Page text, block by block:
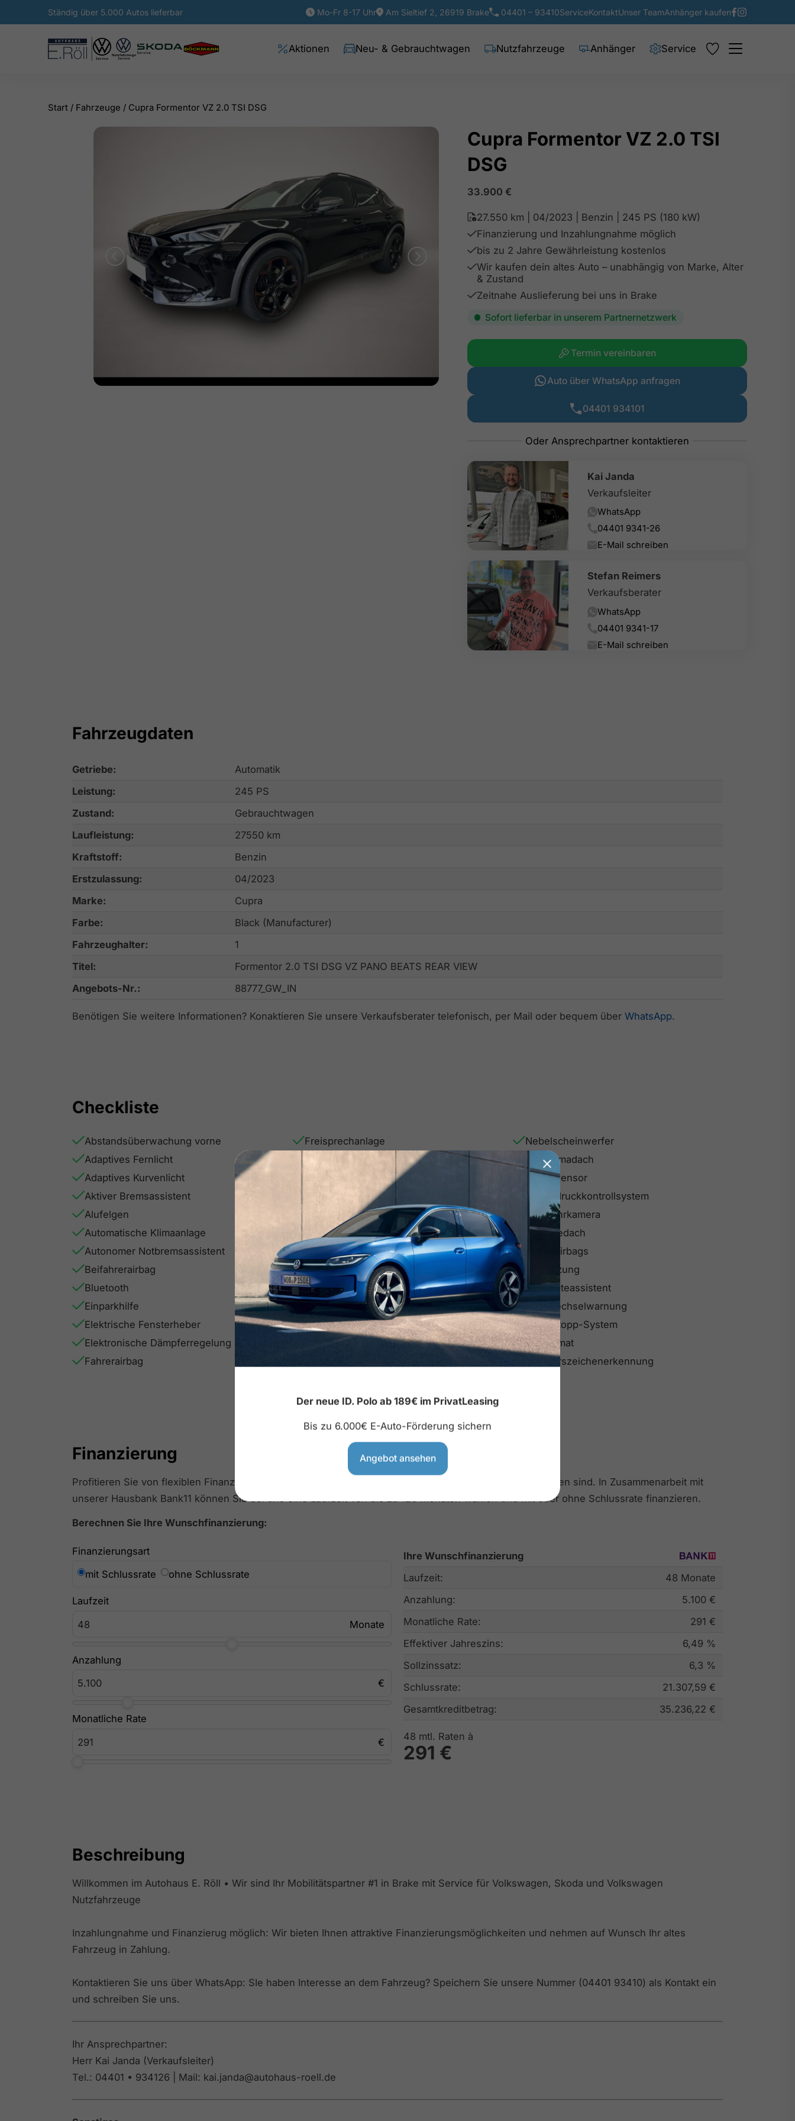
Ständig über 5.000 Autos lieferbar Mo-Fr 8-17 Uhr Am Sieltief 2, 26919 Brake 04401 – 93410ServiceKontaktUnser TeamAnhänger kaufen
Aktionen Neu- & Gebrauchtwagen Nutzfahrzeuge Anhänger Service
Start/ Fahrzeuge / Cupra Formentor VZ 2.0 TSI DSG
Cupra Formentor VZ 2.0 TSI
DSG
33.900€
27.550 km | 04/2023 | Benzin | 245 PS (180 kW)
Finanzierung und Inzahlungnahme möglich
bis zu 2 Jahre Gewährleistung kostenlos
Wir kaufen dein altes Auto – unabhängig von Marke, Alter
& Zustand
Zeitnahe Auslieferung bei uns in Brake
Sofort lieferbar in unserem Partnernetzwerk
Termin vereinbaren
Auto über WhatsApp anfragen
04401 934101
Kai Janda
Verkaufsleiter
WhatsApp
04401 9341-26
E-Mail schreiben
Stefan Reimers
Verkaufsberater
WhatsApp
04401 9341-17
E-Mail schreiben
Fahrzeugdaten
Getriebe:
Automatik
Leistung:
245 PS
Zustand:
Gebrauchtwagen
Laufleistung:
27550 km
Kraftstoff:
Benzin
Erstzulassung:
04/2023
Marke:
Cupra
Farbe:
Black (Manufacturer)
Fahrzeughalter:
1
Titel:
Formentor 2.0 TSI DSG VZ PANO BEATS REAR VIEW
Angebots-Nr.:
88777_GW_IN
Benötigen Sie weitere Informationen? Konaktieren Sie unsere Verkaufsberater telefonisch, per Mail oder bequem über WhatsApp.
Checkliste
Abstandsüberwachung vorne
Adaptives Fernlicht
Adaptives Kurvenlicht
Aktiver Bremsassistent
Alufelgen
Automatische Klimaanlage
Autonomer Notbremsassistent
Beifahrerairbag
Bluetooth
Einparkhilfe
Elektrische Fensterheber
Elektronische Dämpferregelung
Fahrerairbag
Freisprechanlage
Funk-Zentralverriegelung
Intelligente Geschwindigkeitsanpassung
Intelligenter Parkassistent
Karosserie-Computermodul
Keyless Go
Klimaanlage
Kopfairbag
LED-Scheinwerfer
Lichtsensor
Metallic-Lackierung
Multifunktionslenkrad
Nebelscheinwerfer
Panoramadach
Regensensor
Reifendruckkontrollsystem
Rückfahrkamera
Schiebedach
Seitenairbags
Sitzheizung
Spurhalteassistent
Spurwechselwarnung
Start-Stopp-System
Tempomat
Verkehrszeichenerkennung
Finanzierung
Profitieren Sie von flexiblen Finanzierungsmöglichkeiten, die individuell auf Ihre Bedürfnisse zugeschnitten sind. In Zusammenarbeit mit
unserer Hausbank Bank11 können Sie bei uns eine Laufzeit von bis zu 120 Monaten wählen und mit oder ohne Schlussrate finanzieren.
Berechnen Sie Ihre Wunschfinanzierung:
Finanzierungsart
mit Schlussrate
ohne Schlussrate
Laufzeit
Anzahlung
Monatliche Rate
Ihre Wunschfinanzierung
Laufzeit:
48 Monate
Anzahlung:
5.100 €
Monatliche Rate:
291 €
Effektiver Jahreszins:
6,49 %
Sollzinssatz:
6,3 %
Schlussrate:
21.307,59 €
Gesamtkreditbetrag:
35.236,22 €
48 mtl. Raten à
291 €
Beschreibung
Willkommen im Autohaus E. Röll • Wir sind Ihr Mobilitätspartner #1 in Brake mit Service für Volkswagen, Skoda und Volkswagen
Nutzfahrzeuge
Inzahlungnahme und Finanzierug möglich: Wir bieten Ihnen attraktive Finanzierungsmöglichkeiten und nehmen auf Wunsch Ihr altes
Fahrzeug in Zahlung.
Kontaktieren Sie uns über WhatsApp: SIe haben Interesse an dem Fahrzeug? Speichern Sie unsere Nummer (04401 93410) als Kontakt ein
und schreiben Sie uns.
Ihr Ansprechpartner:
Herr Kai Janda (Verkaufsleiter)
Tel.: 04401 • 934126 | Mail: kai.janda@autohaus-roell.de
Der neue ID. Polo ab 189€ im PrivatLeasing
Bis zu 6.000€ E-Auto-Förderung sichern
Angebot ansehen